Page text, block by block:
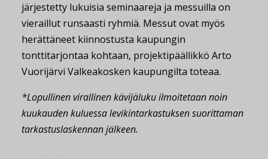
järjestetty lukuisia seminaareja ja messuilla on
vieraillut runsaasti ryhmiä. Messut ovat myös
herättäneet kiinnostusta kaupungin
tonttitarjontaa kohtaan, projektipäällikkö Arto
Vuorijärvi Valkeakosken kaupungilta toteaa.
*Lopullinen virallinen kävijäluku ilmoitetaan noin
kuukauden kuluessa levikintarkastuksen suorittaman
tarkastuslaskennan jälkeen.